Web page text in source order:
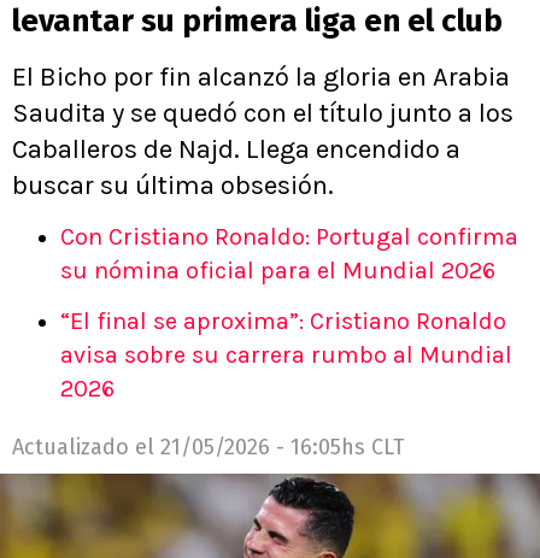
levantar su primera liga en el club
El Bicho por fin alcanzó la gloria en Arabia
Saudita y se quedó con el título junto a los
Caballeros de Najd. Llega encendido a
buscar su última obsesión.
Con Cristiano Ronaldo: Portugal confirma
su nómina oficial para el Mundial 2026
“El final se aproxima”: Cristiano Ronaldo
avisa sobre su carrera rumbo al Mundial
2026
Actualizado el 21/05/2026 - 16:05hs CLT